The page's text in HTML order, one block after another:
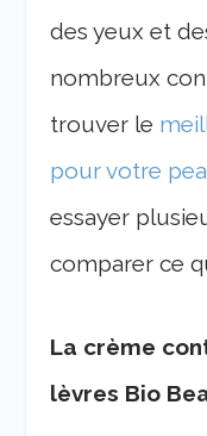
des yeux et
nombreux
trouver le
pour votre
essayer
comparer ce
La crème
lèvres Bio